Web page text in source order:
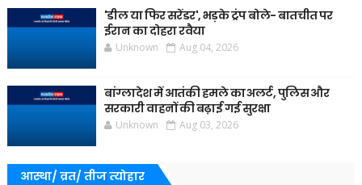
'डील या फिर सरेंडर', भड़के ट्रंप बोले- बातचीत पर
ईरान का दोहरा रवैया
Unknown Aug 04, 2026
बांग्लादेश में आतंकी हमले का अलर्ट, पुलिस और
सरकारी वाहनों की बढ़ाई गई सुरक्षा
Unknown Aug 03, 2026
आस्था/ व्रत/ तीज त्‍योहार